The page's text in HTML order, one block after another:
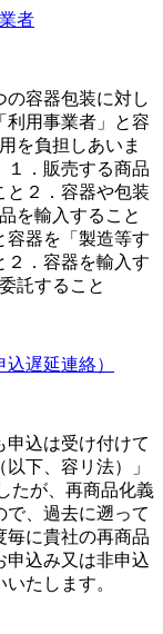
者
の容器包装に対し
利用事業者」と容
を負担しあいま
１．販売する商品
と２．容器や包装
を輸入すること
容器を「製造等す
２．容器を輸入す
託すること
遅延連絡）
申込は受け付けて
下、容リ法）」
たが、再商品化義
で、過去に遡って
毎に貴社の再商品
申込み又は非申込
たします。